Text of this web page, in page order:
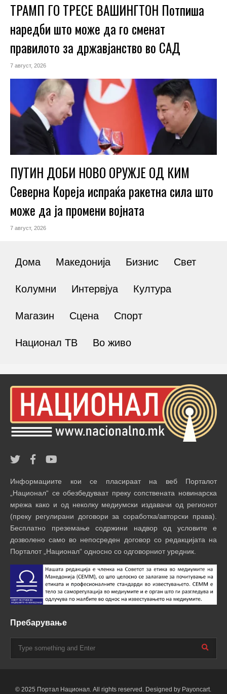
ТРАМП ГО ТРЕСЕ ВАШИНГТОН Потпиша
наредби што може да го сменат
правилото за државјанство во САД
7 август, 2026
ПУТИН ДОБИ НОВО ОРУЖЈЕ ОД КИМ
Северна Кореја испраќа ракетна сила што
може да ја промени војната
7 август, 2026
Дома Македонија Бизнис Свет
Колумни Интервјуа Култура
Магазин Сцена Спорт
Национал ТВ Во живо
Информациите кои се пласираат на веб Порталот
„Национал“ се обезбедуваат преку сопствената новинарска
мрежа како и од неколку медиумски издавачи од регионот
(преку регулирани договори за соработка/авторски права).
Бесплатно преземање содржини надвор од условите е
дозволено само во непосреден договор со редакцијата на
Порталот „Национал“ односно со одговорниот уредник.
Пребарување
© 2025 Портал Национал. All rights reserved. Designed by Payoncart.